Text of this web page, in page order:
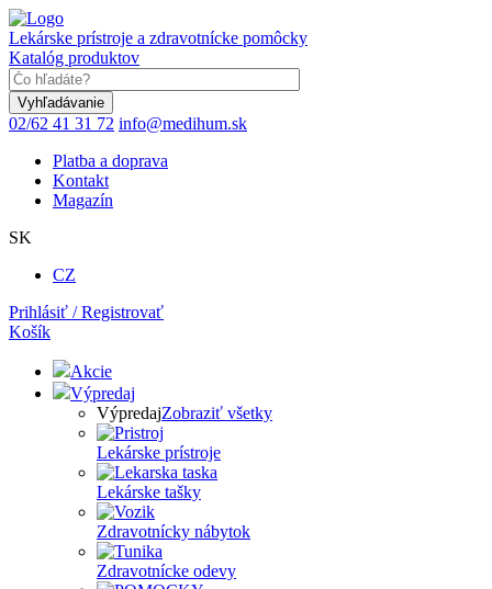
Skočiť
na
hlavný
obsah
Lekárske prístroje a zdravotnícke pomôcky
Katalóg produktov
02/62 41 31 72 info@medihum.sk
Platba a doprava
Kontakt
Magazín
SK
CZ
Prihlásiť / Registrovať
Košík
Akcie
Výpredaj
VýpredajZobraziť všetky
Lekárske prístroje
Lekárske tašky
Zdravotnícky nábytok
Zdravotnícke odevy